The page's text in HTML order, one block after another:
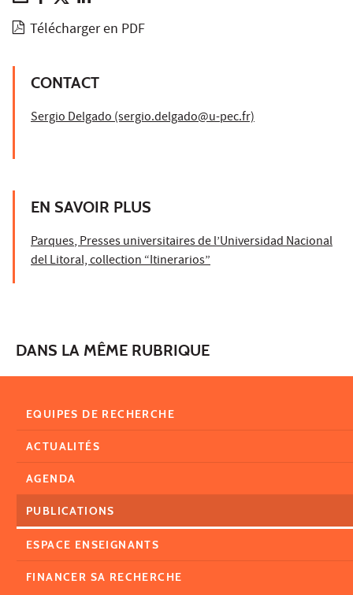
Télécharger en PDF
CONTACT
Sergio Delgado (sergio.delgado@u-pec.fr)
EN SAVOIR PLUS
Parques, Presses universitaires de l’Universidad Nacional
del Litoral, collection “Itinerarios”
DANS LA MÊME RUBRIQUE
EQUIPES DE RECHERCHE
ACTUALITÉS
AGENDA
PUBLICATIONS
ESPACE ENSEIGNANTS
FINANCER SA RECHERCHE